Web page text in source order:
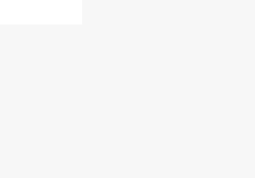
ービスを含
HRzine」